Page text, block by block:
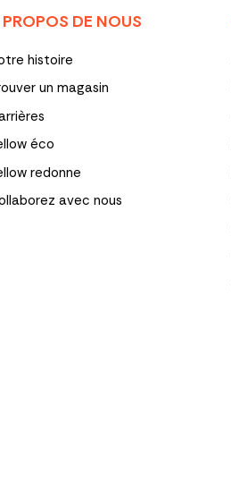
DE NOUS
histoire
un magasin
éco
redonne
avec nous